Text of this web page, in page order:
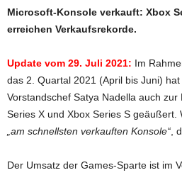
Microsoft-Konsole verkauft: Xbox
erreichen Verkaufsrekorde.
Update vom 29. Juli 2021: Im
das 2. Quartal 2021 (April bis Juni)
Vorstandschef Satya Nadella auch
Series X und Xbox Series S geäußert.
„am schnellsten verkauften Konsole“ ,
Der Umsatz der Games-Sparte ist im